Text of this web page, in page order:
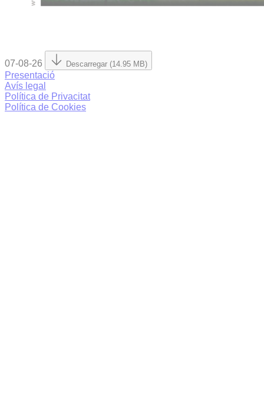
07-08-26 Descarregar (14.95 MB)
Presentació
Avís legal
Política de Privacitat
Política de Cookies